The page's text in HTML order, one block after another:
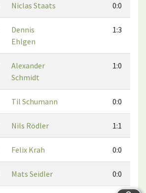
Niclas Staats 0:0
Dennis
Ehlgen
1:3
Alexander
Schmidt
1:0
Til Schumann 0:0
Nils Rödler 1:1
Felix Krah 0:0
Mats Seidler 0:0